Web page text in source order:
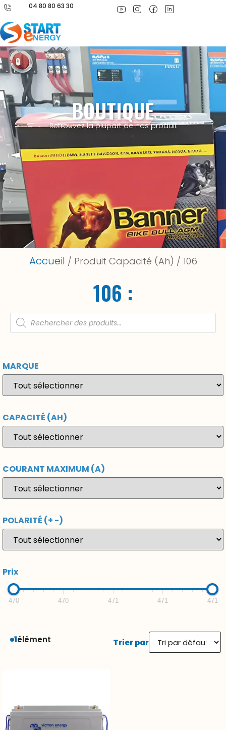
04 80 80 63 30
BOUTIQUE
Retrouvez la plupart de nos produit
Accueil / Produit Capacité (Ah) / 106
106 :
MARQUE
CAPACITÉ (AH)
COURANT MAXIMUM (A)
POLARITÉ (+ -)
Prix
470 470 471 471 471
1élément Trier par